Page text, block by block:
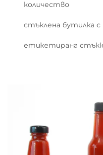
количество
стъклена бутилка
етикетирана